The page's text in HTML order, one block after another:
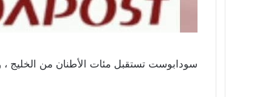
سودابوست تستقبل مئات الأطنان من الخليج